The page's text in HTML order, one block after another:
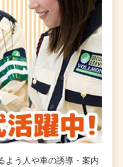
よう人や車の誘導・案内